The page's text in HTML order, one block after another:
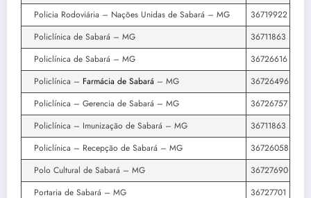
Policia Rodoviária – Nações Unidas de Sabará – MG
36719922
Policlínica de Sabará – MG
36711863
Policlínica de Sabará – MG
36726616
Policlínica – Farmácia de Sabará – MG
36726496
Policlínica – Gerencia de Sabará – MG
36726757
Policlínica – Imunização de Sabará – MG
36711863
Policlínica – Recepção de Sabará – MG
36726058
Polo Cultural de Sabará – MG
36727690
Portaria de Sabará – MG
36727701